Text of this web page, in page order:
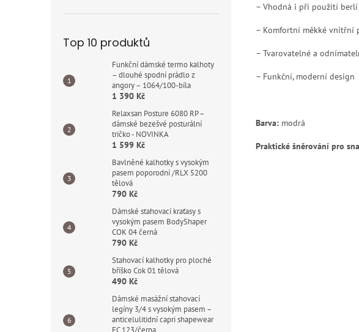
Top 10 produktů
Funkční dámské termo kalhoty
– dlouhé spodní prádlo z
angory – 1064/100-bíla
1 390 Kč
Relaxsan Posture 6080 RP –
dámské bezešvé posturální
tričko - NOVINKA
1 599 Kč
Bavlněné kalhotky s vysokým
pasem poporodní /RLX 5200
tělová
790 Kč
Dámské stahovací kraťasy s
vysokým pasem BodyShaper
COK 04 černá
790 Kč
Stahovací kalhotky pro ploché
bříško Cok 01 tělová
490 Kč
Dámské masážní stahovací
legíny 3/4 s vysokým pasem –
anticelulitidní capri shapewear
FC 123/černa
– Vhodná i při použití
– Komfortní měkké vnitřní
– Tvarovatelné a
– Funkční, moderní design
Barva: modrá
Praktické šněrování pro